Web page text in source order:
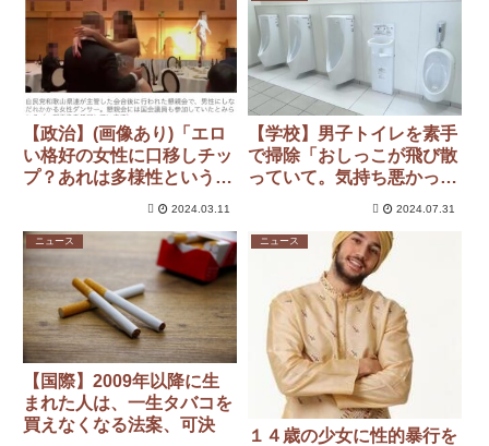
【政治】(画像あり)「エロ
い格好の女性に口移しチッ
プ？あれは多様性という観
2024.03.11
【学校】男子トイレを素手
で掃除「おしっこが飛び散
っていて。気持ち悪かっ
きれいな校舎にして卒業生
を送り出したかった」
2024.07.31
ニュース
【国際】2009年以降に生
まれた人は、一生タバコを
買えなくなる法案、可決
ニュース
１４歳の少女に性的暴行を